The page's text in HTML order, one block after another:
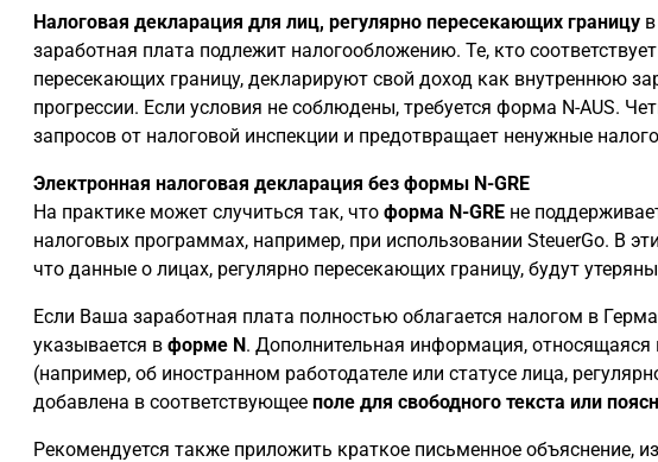
Налоговая декларация для лиц, регулярно пересекающих границув
заработная плата подлежит налогообложению. Те, кто
пересекающих границу, декларируют свой доход как внутреннюю
прогрессии. Если условия не соблюдены, требуется форма N-AUS.
запросов от налоговой инспекции и предотвращает ненужные
Электронная налоговая декларация без формы N-GRE
На практике может случиться так, что форма N-GREне
налоговых программах, например, при использовании SteuerGo. В
что данные о лицах, регулярно пересекающих границу, будут
Если Ваша заработная плата полностью облагается налогом в
указывается в форме N. Дополнительная информация,
(например, об иностранном работодателе или статусе лица,
добавлена в соответствующее поле для свободного текста или
Рекомендуется также приложить краткое письменное объяснение,